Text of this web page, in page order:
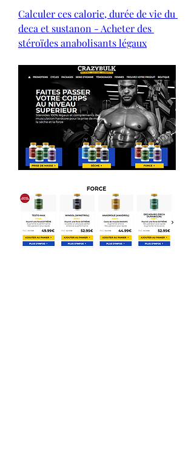
Calculer ces calorie, durée de vie du
deca et sustanon - Acheter des
stéroïdes anabolisants légaux